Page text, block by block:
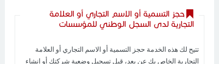
حجز التسمية أو الاسم التجاري أو العلامة
التجارية لدى السجل الوطني للمؤسسات
تتيح لك هذه الخدمة حجز التسمية أو الاسم التجاري أو العلامة
التجارية الخاص بك عن بعد، قبل تسجيل وضعية شركتك أو إنشاء